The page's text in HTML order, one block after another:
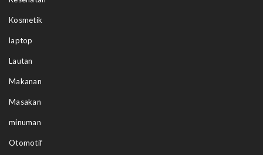
Kosmetik
laptop
Lautan
Makanan
Masakan
minuman
Otomotif